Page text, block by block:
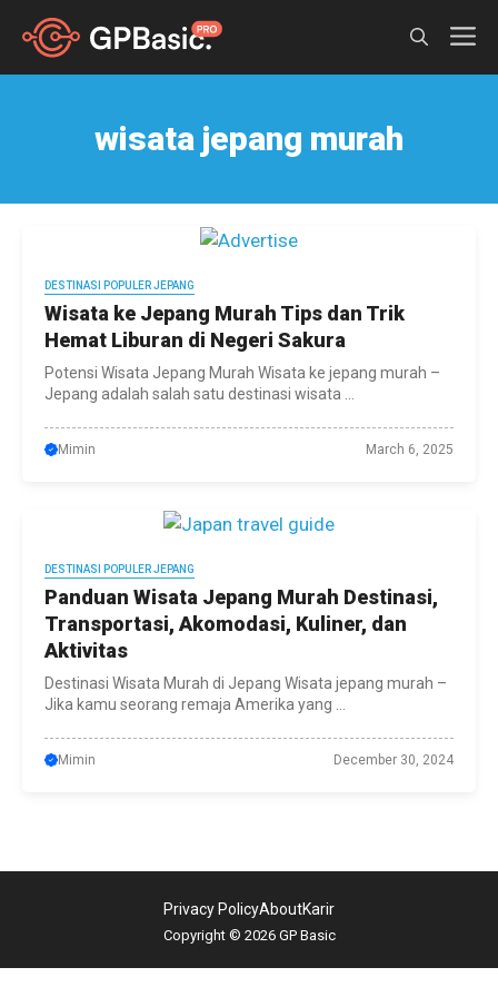
wisata jepang murah
DESTINASI POPULER JEPANG
Wisata ke Jepang Murah Tips dan Trik
Hemat Liburan di Negeri Sakura
Potensi Wisata Jepang Murah Wisata ke jepang murah –
Jepang adalah salah satu destinasi wisata ...
Mimin March 6, 2025
DESTINASI POPULER JEPANG
Panduan Wisata Jepang Murah Destinasi,
Transportasi, Akomodasi, Kuliner, dan
Aktivitas
Destinasi Wisata Murah di Jepang Wisata jepang murah –
Jika kamu seorang remaja Amerika yang ...
Mimin December 30, 2024
Copyright © 2026 GP Basic
Privacy PolicyAboutKarir